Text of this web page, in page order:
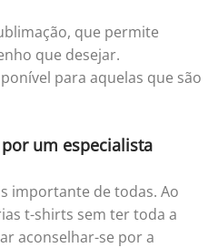
que permite
que desejar.
para aquelas que são
um especialista
importante de todas. Ao
t-shirts sem ter toda a
aconselhar-se por a